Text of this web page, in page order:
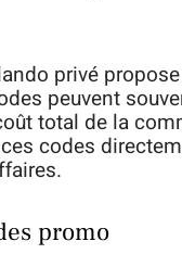
privé
peuvent
total de la
codes
promo